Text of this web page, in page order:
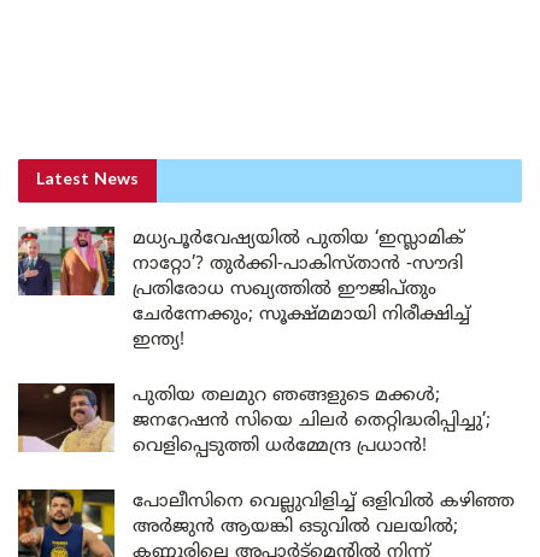
Latest News
മധ്യപൂർവേഷ്യയിൽ പുതിയ ‘ഇസ്ലാമിക്
നാറ്റോ’? തുർക്കി-പാകിസ്താൻ -സൗദി
പ്രതിരോധ സഖ്യത്തിൽ ഈജിപ്തും
ചേർന്നേക്കും; സൂക്ഷ്മമായി നിരീക്ഷിച്ച്
ഇന്ത്യ!
പുതിയ തലമുറ ഞങ്ങളുടെ മക്കൾ;
ജനറേഷൻ സിയെ ചിലർ തെറ്റിദ്ധരിപ്പിച്ചു’;
വെളിപ്പെടുത്തി ധർമ്മേന്ദ്ര പ്രധാൻ!
പോലീസിനെ വെല്ലുവിളിച്ച് ഒളിവിൽ കഴിഞ്ഞ
അർജുൻ ആയങ്കി ഒടുവിൽ വലയിൽ;
കണ്ണൂരിലെ അപാർട്മെന്റിൽ നിന്ന്